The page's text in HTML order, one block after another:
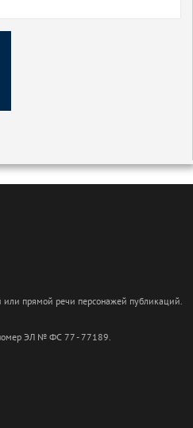
или прямой речи персонажей публикаций.
номер ЭЛ № ФС 77 - 77189.